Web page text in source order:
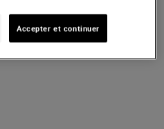
Accepter et continuer